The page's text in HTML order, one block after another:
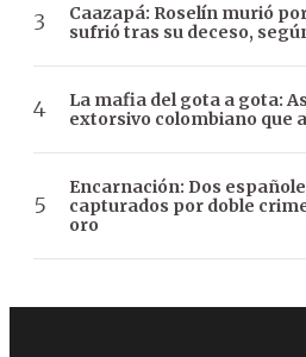
Caazapá: Roselín murió
sufrió tras su deceso,
La mafia del gota a gota:
extorsivo colombiano que
Encarnación: Dos
capturados por doble
oro